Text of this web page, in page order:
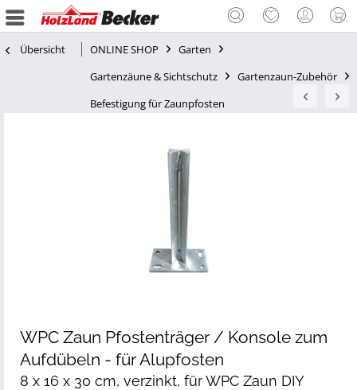
Übersicht ONLINE SHOP
Garten
Gartenzäune & Sichtschutz
Gartenzaun-Zubehör
Befestigung für Zaunpfosten
WPC Zaun Pfostenträger / Konsole zum
Aufdübeln - für Alupfosten
8 x 16 x 30 cm, verzinkt, für WPC Zaun DIY